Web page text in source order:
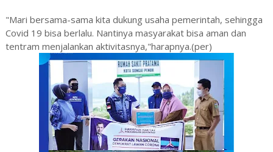
"Mari bersama-sama kita dukung usaha pemerintah, sehingga
Covid 19 bisa berlalu. Nantinya masyarakat bisa aman dan
tentram menjalankan aktivitasnya,"harapnya.(per)